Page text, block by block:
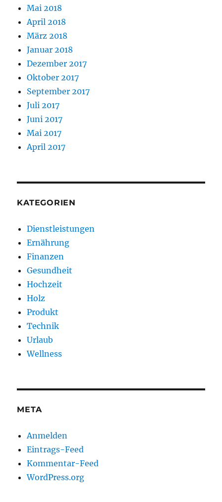
Mai 2018
April 2018
März 2018
Januar 2018
Dezember 2017
Oktober 2017
September 2017
Juli 2017
Juni 2017
Mai 2017
April 2017
KATEGORIEN
Dienstleistungen
Ernährung
Finanzen
Gesundheit
Hochzeit
Holz
Produkt
Technik
Urlaub
Wellness
META
Anmelden
Eintrags-Feed
Kommentar-Feed
WordPress.org